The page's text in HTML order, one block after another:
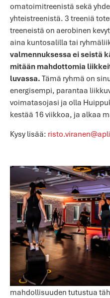
omatoimitreenistä sekä
yhteistreenistä. 3 treeniä
treeneistä on aerobinen
aina kuntosalilla tai
valmennuksessa ei seistä
mitään mahdottomia
luvassa. Tämä ryhmä on
energisempi, parantaa
voimatasojasi ja olla
kestää 16 viikkoa, ja alkaa
Kysy lisää:
mahdollisuuden tutustua